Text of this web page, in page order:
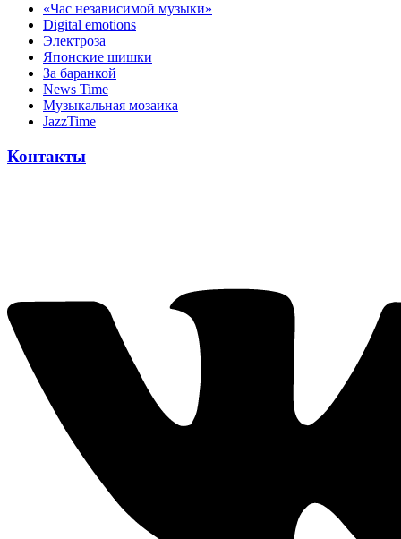
«Час независимой музыки»
Digital emotions
Электроза
Японскиe шишки
За баранкой
News Time
Музыкальная мозаика
JazzTime
Контакты